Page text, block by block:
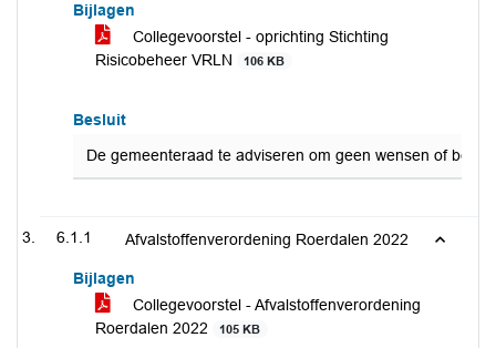
Bijlagen
Collegevoorstel - oprichting Stichting
Risicobeheer VRLN
106 KB
Besluit
De gemeenteraad te adviseren om geen wensen of
6.1.1 Afvalstoffenverordening Roerdalen 2022
Bijlagen
Collegevoorstel - Afvalstoffenverordening
Roerdalen 2022
105 KB